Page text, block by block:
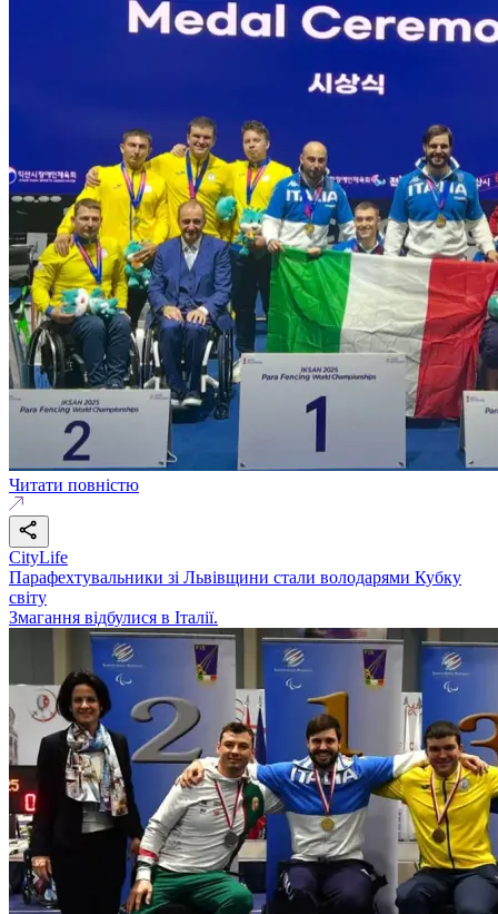
Читати повністю
CityLife
Парафехтувальники зі Львівщини стали володарями Кубку
світу
Змагання відбулися в Італії.